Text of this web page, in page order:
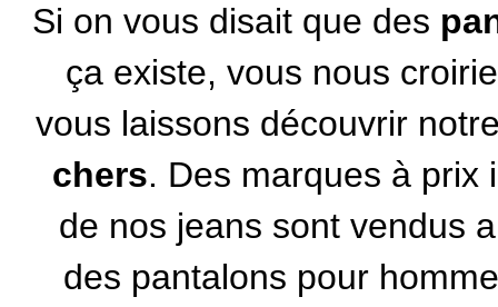
Si on vous disait que des
ça existe, vous nous
vous laissons découvrir
chers. Des marques à prix
de nos jeans sont vendus
des pantalons pour